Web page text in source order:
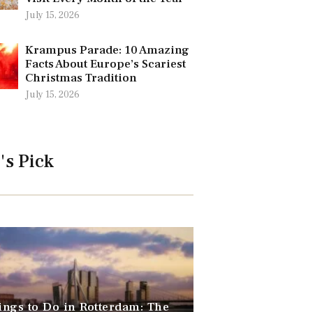
July 15, 2026
Krampus Parade: 10 Amazing
Facts About Europe’s Scariest
Christmas Tradition
July 15, 2026
Pick
to Do in Rotterdam: The